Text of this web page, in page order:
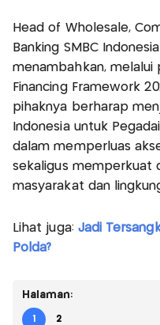
Head of Wholesale,
Banking SMBC
menambahkan, melalui
Financing Framework
pihaknya berharap
Indonesia untuk
dalam memperluas
sekaligus memperkuat
masyarakat dan
Lihat juga: Jadi
Polda?
Halaman:
1 2